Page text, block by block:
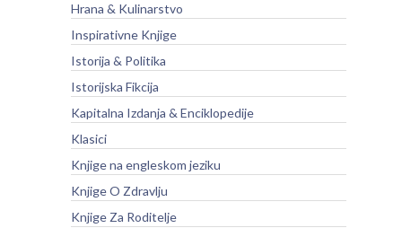
Hrana & Kulinarstvo
Inspirativne Knjige
Istorija & Politika
Istorijska Fikcija
Kapitalna Izdanja & Enciklopedije
Klasici
Knjige na engleskom jeziku
Knjige O Zdravlju
Knjige Za Roditelje